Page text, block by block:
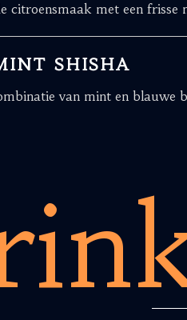
citroensmaak met een frisse
SHISHA
van mint en blauwe